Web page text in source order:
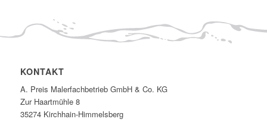
KONTAKT
A. Preis Malerfachbetrieb GmbH & Co. KG
Zur Haartmühle 8
35274 Kirchhain-Himmelsberg